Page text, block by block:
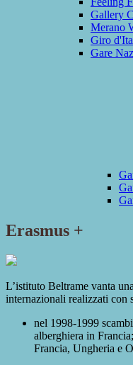
Gallery
Merano
Giro
Gare
Erasmus +
L’istituto Beltrame vanta
internazionali realizzati con
nel 1998-1999
alberghiera in
Francia, Ungheria e